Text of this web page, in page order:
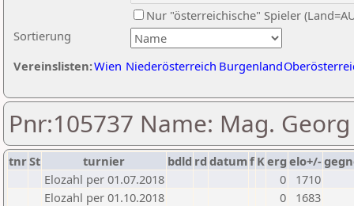
Sortierung
Nur "österreichische" Spieler
Vereinslisten:Wien Niederösterreich Burgenland
Pnr:105737 Name: Mag.
tnrSt turnier bdld rd datumf Kerg elo+/-
Elozahl per 01.07.2018
0
1710
Elozahl per 01.10.2018
0
1683